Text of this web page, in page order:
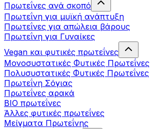
Πρωτεΐνες ανά σκοπό
Πρωτεΐνη για μυϊκή ανάπτυξη
Πρωτεΐνες για απώλεια βάρους
Πρωτεΐνη για Γυναίκες
Vegan και φυτικές πρωτεΐνες
Μονοσυστατικές Φυτικές Πρωτεΐνες
Πολυσυστατικές Φυτικές Πρωτεΐνες
Πρωτεΐνη Σόγιας
Πρωτεΐνες αρακά
ΒIO πρωτεΐνες
Άλλες φυτικές πρωτεΐνες
Μείγματα Πρωτεΐνης